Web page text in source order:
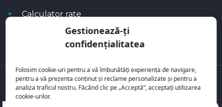
Gestionează-ți
confidențialitatea
Folosim cookie-uri pentru a vă îmbunătăți experiența de navigare,
pentru a vă prezenta conținut și reclame personalizate și pentru a
analiza traficul nostru. Făcând clic pe „Acceptă”, acceptați utilizarea
cookie-urilor.
Calculator rate
Blog Autoflux
Toate mașinile se regăsesc peAutoFlux